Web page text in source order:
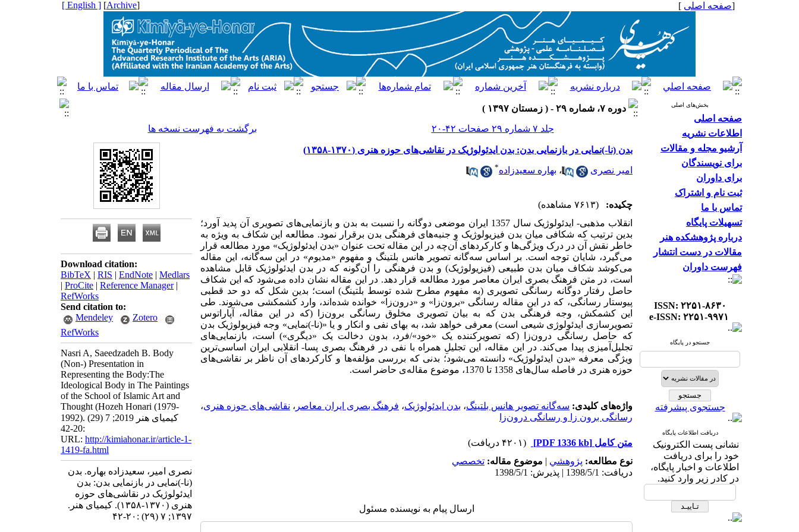
[صفحه اصلی ]
[
Archive
]
[ English ]
بخش‌های اصلی
صفحه اصلی
اطلاعات نشریه
آرشیو مجله و مقالات
برای نویسندگان
برای داوران
ثبت نام و اشتراک
تماس با ما
تسهیلات پایگاه
درباره پژوهشکده هنر
مقالات در دست انتشار
فهرست داوران
ISSN: ۲۲۵۱-۸۶۳۰
e-ISSN: ۲۲۵۱-۹۹۷۱
جستجو در پایگاه
جستجوی پیشرفته
دریافت اطلاعات پایگاه
نشانی پست الکترونیک
خود را برای دریافت
اطلاعات و اخبار پایگاه،
در کادر زیر وارد کنید.
دوره ۷، شماره ۲۹ - ( زمستان ۱۳۹۷ )
جلد ۷ شماره ۲۹ صفحات ۴۲-۲۰
برگشت به فهرست نسخه ها
بدن (نا-)نمایی در بازنمایی بدن: بدن ایدئولوژیک در نقاشی‌های حوزه هنری (۱۳۷۰-۱۳۵۸)
امیر نصری ، بهاره سعید‌زاده*
چکیده:
(۷۶۱۳ مشاهده)
انقلاب مذهبی- ایدئولوژیک سال 1357 ایران موضعی دوگانه را نسبت به بدن و بازنمایی‌‌‌های تصویری آن پدید آورد؛
بدین ترتیب که شکافی میان بدن فیزیولوژیک و جنبه‌‌‌های فرهنگی بدن برقرار نمود. مطالعه این شکاف به ویژه به
خاطر نقش آن در درک ویژگی‌‌‌ها و کارکردهای آن‌‌‌چه در این مقاله تحت عنوان «بدن ایدئولوژیک» مورد مطالعه قرار
می‌‌‌گیرد، شایان توجه است. بر اساس سه‌‌‌گانه تصویر هانس بلتینگ و مفهوم «مدیوم» در این سه‌‌‌گانه، این مقاله
می‌‌‌کوشد شکاف میان بدن طبیعی (فیزیولوژیک) و بدن فرهنگی را آن‌‌‌گونه که در بدن ایدئولوژیک قابل مشاهده
است، در متن فرهنگ بصری ایران معاصر مورد مطالعه قرار دهد. در این مقاله نشان داده می‌‌‌شود که این شکاف
حاصل رفتار دوگانه رسانگی تصویری (به مفهوم مطرح شده توسط بلتینگ) است؛ بدین شکل که دو حد قطبی
پیوستار رسانگی، که در این مقاله رسانگی «برون‌‌‌زا» و «درون‌‌‌زا» خوانده شده‌‌‌اند، وارد کشمکشی می‌‌‌شوند. طی
این کشمکش، وجه فرهنگی بدن که به بیان تصویری مخلوق رسانگی برون‌‌‌زا (که در این مقاله، آپاراتوس
تصویرسازی ایدئولوژی شیعی است) معرفی خواهد شد، به بهای نفی و انکار و یا «(نا-)نمایی» وجه فیزیولوژیک بدن
که حاصل رسانگی درون‌‌‌زا (که تصویرکننده یک «خود»/فرد، بدون دخالت یک «دیگری») است، بازنمایی‌‌‌های
تجلیل‌‌‌آمیزی پیدا می‌‌‌کند. در این مقاله، این تجلیلِ همراه با نفی در فرهنگ بصری پسا- انقلابی ایران اساسی‌‌‌ترین
ویژگی معرفه «بدن ایدئولوژیک» دانسته می‌‌‌شود؛ بدنی که بررسی مؤلفه‌‌‌ها و کارکردهای آن ناظر بر نقاشی‌‌‌های
حوزه هنری در فاصله سال‌‌‌های 1358 تا 1370، موضوع مقاله‌‌‌ی حاضر است.
واژه‌های کلیدی: سه‌‌‌گانه تصویر هانس بلتینگ، بدن ایدئولوژیک، فرهنگ بصری ایران معاصر ، نقاشی‌‌‌های حوزه هنری،
رسانگی برون زا و رسانگی درون‌‌‌زا
متن کامل [PDF 1336 kb]
(۴۲۰۱ دریافت)
نوع مطالعه: پژوهشي | موضوع مقاله: تخصصي
دریافت: 1398/5/1 | پذیرش: 1398/5/1
ارسال پیام به نویسنده مسئول
Download citation:
BibTeX | RIS | EndNote | Medlars
| ProCite | Reference Manager|
RefWorks
Send citation to:
Mendeley
Zotero
RefWorks
Nasri A, Saeedzadeh B. Body
(Non-) Presentation in
Representing the Body:The
Ideological Body in The Paintings
of the School of Islamic Art and
Thought (Hozeh Honari (1979-
1992). کیمیای هنر 2019; 7 (29)
:20-42
URL: http://kimiahonar.ir/article-1-
1419-fa.html
نصری امیر، سعید‌زاده بهاره. بدن
(نا-)نمایی در بازنمایی بدن: بدن
ایدئولوژیک در نقاشی‌های حوزه
هنری (۱۳۷۰-۱۳۵۸). کیمیای هنر.
۱۳۹۷; ۷ (۲۹) :۲۰-۴۲